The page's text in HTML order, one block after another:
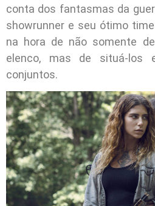
conta dos fantasmas da
showrunner e seu ótimo
na hora de não somente
elenco, mas de situá-los
conjuntos.